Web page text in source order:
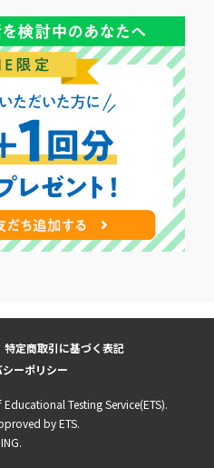
特定商取引に基づく表記
ーポリシー
Testing Service(ETS).
by ETS.